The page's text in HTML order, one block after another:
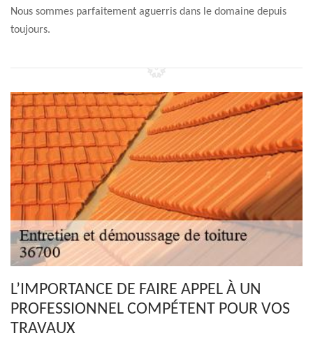
Nous sommes parfaitement aguerris dans le domaine depuis
toujours.
L’IMPORTANCE DE FAIRE APPEL À UN
PROFESSIONNEL COMPÉTENT POUR VOS
TRAVAUX